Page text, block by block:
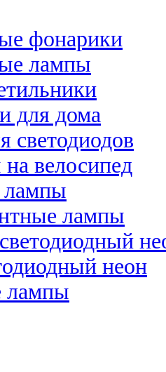
фонарики
лампы
для дома
светодиодов
велосипед
лампы
лампы
неон
лампы